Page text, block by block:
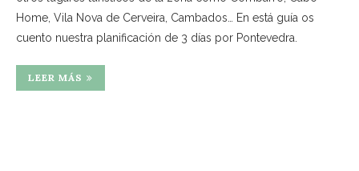
Home, Vila Nova de Cerveira, Cambados… En está guía os
cuento nuestra planificación de 3 días por Pontevedra.
LEER MÁS